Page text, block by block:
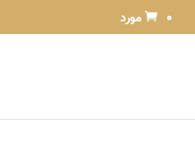
0 مورد